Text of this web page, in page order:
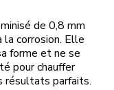
de 0,8 mm
la corrosion. Elle
forme et ne se
pour chauffer
résultats parfaits.